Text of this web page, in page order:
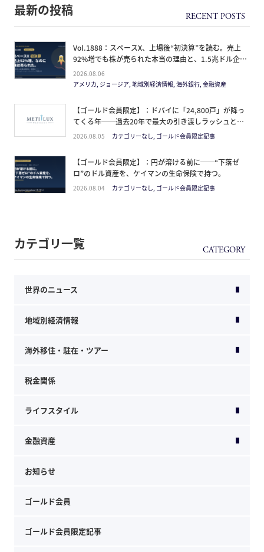
最新の投稿
Vol.1888：スペースX、上場後“初決算”を読む。売上
92%増でも株が売られた本当の理由と、1.5兆ドル企業
の買い方。
2026.08.06
アメリカ, ジョージア, 地域別経済情報, 海外銀行, 金融資産
【ゴールド会員限定】：ドバイに「24,800戸」が降っ
てくる年──過去20年で最大の引き渡しラッシュと、
ミサイルが崩した“安全神話”。2027年の供給ピーク
2026.08.05 カテゴリーなし, ゴールド会員限定記事
【ゴールド会員限定】：円が溶ける前に──“下落ゼ
ロ”のドル資産を、ケイマンの生命保険で持つ。
2026.08.04 カテゴリーなし, ゴールド会員限定記事
カテゴリ一覧
世界のニュース
地域別経済情報
海外移住・駐在・ツアー
税金関係
ライフスタイル
金融資産
お知らせ
ゴールド会員
ゴールド会員限定記事